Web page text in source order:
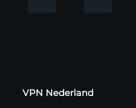
VPN Nederland